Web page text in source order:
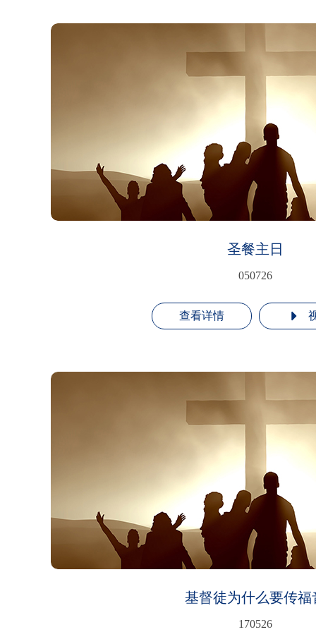
圣餐主日
050726
查看详情
基督徒为什么要传福
170526